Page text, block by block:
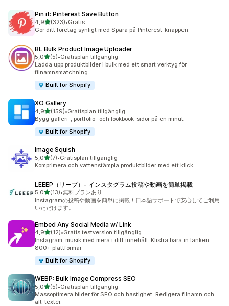
Pin it: Pinterest Save Button
4,9av 5 stjärnor
(323)
323 recensioner totalt
•Gratis
Gör ditt företag synligt med Spara på Pinterest-knappen.
BL Bulk Product Image Uploader
5,0av 5 stjärnor
(5)
5 recensioner totalt
•Gratisplan tillgänglig
Ladda upp produktbilder i bulk med ett smart verktyg för
filnamnsmatchning
Built for Shopify
XO Gallery
4,9av 5 stjärnor
(159)
159 recensioner totalt
•Gratisplan tillgänglig
Bygg galleri-, portfolio- och lookbook-sidor på en minut
Built for Shopify
Image Squish
5,0av 5 stjärnor
(7)
7 recensioner totalt
•Gratisplan tillgänglig
Komprimera och vattenstämpla produktbilder med ett klick.
LEEEP（リープ）‑ インスタグラム投稿や動画を簡単掲載
5,0av 5 stjärnor
(13)
13 recensioner totalt
•無料プランあり
Instagramの投稿や動画を簡単に掲載！日本語サポートで安心してご利用
いただけます。
Embed Any Social Media w/ Link
4,9av 5 stjärnor
(12)
12 recensioner totalt
•Gratis testversion tillgänglig
Instagram, musik med mera i ditt innehåll. Klistra bara in länken:
800+ plattformar
Built for Shopify
WEBP: Bulk Image Compress SEO
5,0av 5 stjärnor
(5)
5 recensioner totalt
•Gratisplan tillgänglig
Massoptimera bilder för SEO och hastighet. Redigera filnamn och
alt-texter.